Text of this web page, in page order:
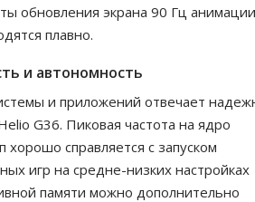
обновления экрана 90 Гц
плавно.
и автономность
и приложений отвечает
G36. Пиковая частота на ядро
хорошо справляется с запуском
игр на средне-низких настройках
памяти можно дополнительно